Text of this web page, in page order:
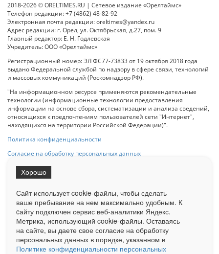
2018-2026 © ORELTIMES.RU | Сетевое издание «Орелтаймс»
Телефон редакции: +7 (4862) 48-82-92
Электронная почта редакции: oreltimes@yandex.ru
Адрес редакции: г. Орел, ул. Октябрьская, д.27, пом. 9
Главный редактор: Е. Н. Годлевская
Учредитель: ООО «Орелтаймс»
Регистрационный номер: ЭЛ ФС77-73833 от 19 октября 2018 года
выдано Федеральной службой по надзору в сфере связи, технологий
и массовых коммуникаций (Роскомнадзор РФ).
"На информационном ресурсе применяются рекомендательные
технологии (информационные технологии предоставления
информации на основе сбора, систематизации и анализа сведений,
относящихся к предпочтениям пользователей сети "Интернет",
находящихся на территории Российской Федерации)".
Политика конфиденциальности
Согласие на обработку персональных данных
на Сетевое издание «ОрелТаймс» обязательна.
Ограниченная статистика посещаемости доступна на сайте
Liveinternet.ru . Подробная статистика для рекламодателей по запросу
у менеджера.
Реклама Документы О нас Контакты
Сайт использует cookie-файлы, чтобы сделать
ваше пребывание на нем максимально удобным. К
cайту подключен сервис веб-аналитики Яндекс.
Метрика, использующий cookie-файлы. Оставаясь
на сайте, вы даете свое согласие на обработку
персональных данных в порядке, указанном в
Политике конфиденциальности персональных
Хорошо